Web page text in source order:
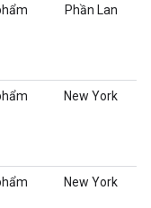
Phần Lan
New York
New York